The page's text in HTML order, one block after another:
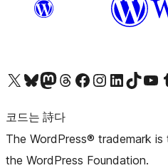
X(이전 트위터) 계정 방문하기블루스카이 계정 방문하기마스토돈 계정 방문하기스레드 계정 방문하기 페이스북 페이지 방문하기인스타그램 계정 방문하기 LinkedIn 계정 방문하기틱톡 계정 방문하기유튜브 채널 방문하기 텀블러
코드는 詩다
The WordPress® trademark
the WordPress Foundation.